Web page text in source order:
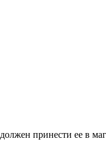
принести ее в